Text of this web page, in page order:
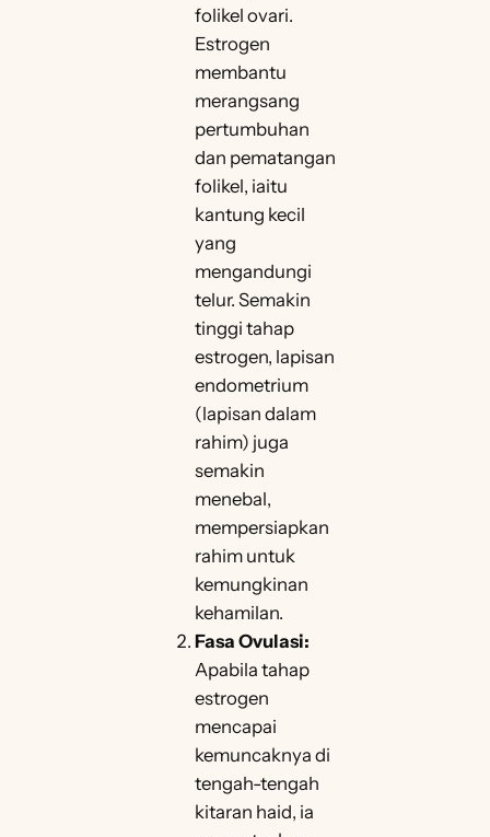
folikel ovari.
Estrogen
membantu
merangsang
pertumbuhan
dan pematangan
folikel, iaitu
kantung kecil
yang
mengandungi
telur. Semakin
tinggi tahap
estrogen, lapisan
endometrium
(lapisan dalam
rahim) juga
semakin
menebal,
mempersiapkan
rahim untuk
kemungkinan
kehamilan.
Fasa Ovulasi:
Apabila tahap
estrogen
mencapai
kemuncaknya di
tengah-tengah
kitaran haid, ia